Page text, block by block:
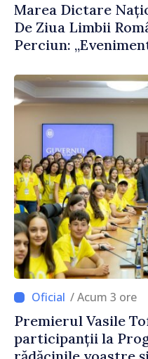
Marea Dictare
De Ziua Limbii
Perciun:
/ Acum 3 ore
Premierul Vasile
participanții la